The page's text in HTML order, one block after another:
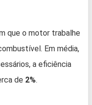
que o motor trabalhe
Em média,
a eficiência
de 2%.